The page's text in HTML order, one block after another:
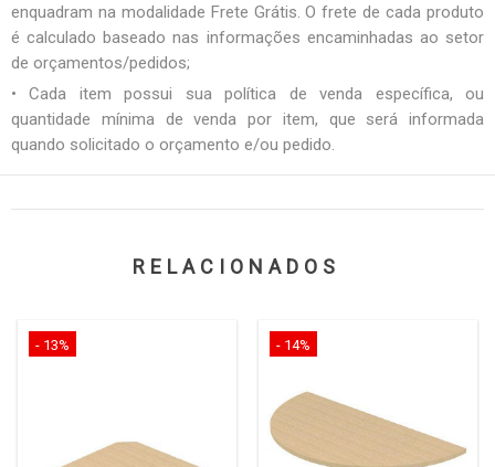
enquadram na modalidade Frete Grátis. O frete de cada produto
é calculado baseado nas informações encaminhadas ao setor
de orçamentos/pedidos;
• Cada item possui sua política de venda específica, ou
quantidade mínima de venda por item, que será informada
quando solicitado o orçamento e/ou pedido.
RELACIONADOS
- 13% - 14%